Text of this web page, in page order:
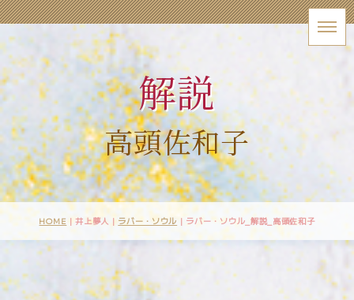
解説
高頭佐和子
HOME | 井上夢人 | ラバー・ソウル | ラバー・ソウル_解説_高頭佐和子